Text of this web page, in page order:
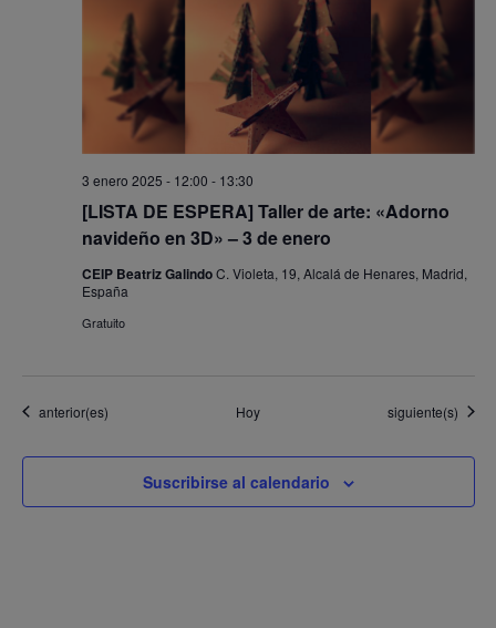
[LISTA DE ESPERA] Taller de arte: «Adorno
navideño en 3D» – 3 de enero
3 enero 2025 - 12:00 - 13:30
CEIP Beatriz GalindoC. Violeta, 19, Alcalá de Henares, Madrid,
España
Gratuito
Eventos
anterior(es) Hoy Eventos
siguiente(s)
Suscribirse al calendario